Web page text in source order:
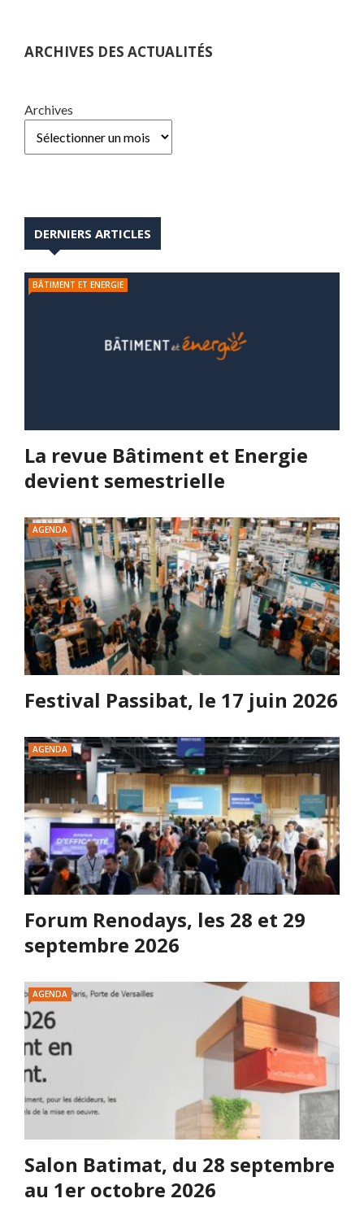
ARCHIVES DES ACTUALITÉS
Archives
DERNIERS ARTICLES
BÂTIMENT ET ENERGIE
La revue Bâtiment et Energie
devient semestrielle
AGENDA
Festival Passibat, le 17 juin 2026
AGENDA
Forum Renodays, les 28 et 29
septembre 2026
AGENDA
Salon Batimat, du 28 septembre
au 1er octobre 2026